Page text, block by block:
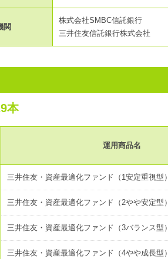
関
株式会社SMBC信託銀行
三井住友信託銀行株式会社
本
運用商品名
三井住友・資産最適化ファンド（1安定重視型）
三井住友・資産最適化ファンド（2やや安定型）
三井住友・資産最適化ファンド（3バランス型）
三井住友・資産最適化ファンド（4やや成長型）